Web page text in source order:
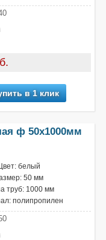
в 1 клик
ф 50х1000мм
белый
50 мм
труб: 1000 мм
полипропилен